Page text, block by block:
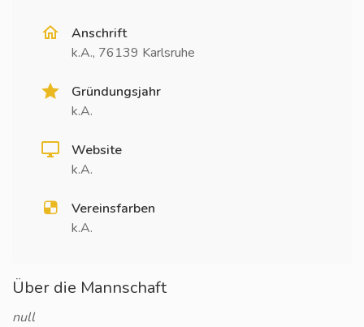
Anschrift
k.A., 76139 Karlsruhe
Gründungsjahr
k.A.
Website
k.A.
Vereinsfarben
k.A.
Über die Mannschaft
null